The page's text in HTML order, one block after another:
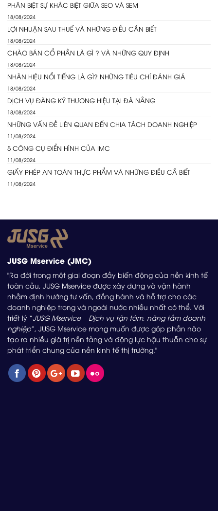
PHÂN BIỆT SỰ KHÁC BIỆT GIỮA SEO VÀ SEM
18/08/2024
LỢI NHUẬN SAU THUẾ VÀ NHỮNG ĐIỀU CẦN BIẾT
18/08/2024
CHÀO BÁN CỔ PHẦN LÀ GÌ ? VÀ NHỮNG QUY ĐỊNH
18/08/2024
NHÃN HIỆU NỔI TIẾNG LÀ GÌ? NHỮNG TIÊU CHÍ ĐÁNH GIÁ
18/08/2024
DỊCH VỤ ĐĂNG KÝ THƯƠNG HIỆU TẠI ĐÀ NẴNG
18/08/2024
NHỮNG VẤN ĐỀ LIÊN QUAN ĐẾN CHIA TÁCH DOANH NGHIỆP
11/08/2024
5 CÔNG CỤ ĐIỂN HÌNH CỦA IMC
11/08/2024
GIẤY PHÉP AN TOÀN THỰC PHẨM VÀ NHỮNG ĐIỀU CẦ BIẾT
11/08/2024
JUSG Mservice (JMC)
"Ra đời trong một giai đoạn đầy biến động của nền kinh tế
toàn cầu, JUSG Mservice được xây dựng và vận hành
nhằm định hướng tư vấn, đồng hành và hỗ trợ cho các
doanh nghiệp trong và ngoài nước nhiều nhất có thể. Với
triết lý “JUSG Mservice – Dịch vụ tận tâm, nâng tầm doanh
nghiệp”, JUSG Mservice mong muốn được góp phần nào
tạo ra nhiều giá trị nền tảng và động lực hậu thuẫn cho sự
phát triển chung của nền kinh tế thị trường."